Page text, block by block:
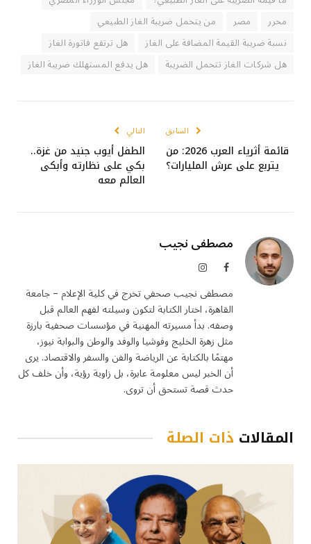
محرر
مصر
من يتحمل ضريبة الغاز الطبيعي
نسبة ضريبة القيمة المضافة على الغاز
هل ترتفع فاتورة الغاز
هل شركات الغاز تتحمل الضريبة
هل يدفع المستهلك ضريبة الغاز
السابق
قائمة أثرياء العرب 2026: من
يتربع على عرش المليارات؟
التالي
الطفل أيوب جنيد من غزة..
بكي على نظارته وأبكى
العالم معه
مصطفى نجيب
فيسبوكالانستغرام
مصطفى نجيب صحفي تخرج في كلية الإعلام – جامعة
القاهرة، اختار الكتابة لتكون وسيلته لفهم العالم قبل
وصفه. بدأ مسيرته المهنية في مؤسسات صحفية بارزة
مثل زهرة الخليج وفوشيا والوفد والوطن والبوابة نيوز،
مهتمًا بالكتابة عن الرياضة والفن والسفر والاقتصاد. يرى
أن الخبر ليس معلومة عابرة، بل زاوية رؤية، وأن خلف كل
حدث قصة تستحق أن تروى.
المقالات ذات الصلة